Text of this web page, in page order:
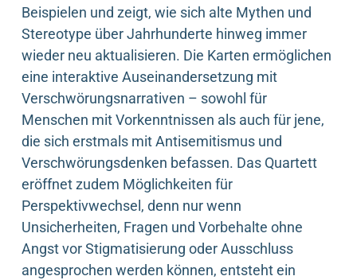
Beispielen und zeigt, wie sich alte Mythen und
Stereotype über Jahrhunderte hinweg immer
wieder neu aktualisieren. Die Karten ermöglichen
eine interaktive Auseinandersetzung mit
Verschwörungsnarrativen – sowohl für
Menschen mit Vorkenntnissen als auch für jene,
die sich erstmals mit Antisemitismus und
Verschwörungsdenken befassen. Das Quartett
eröffnet zudem Möglichkeiten für
Perspektivwechsel, denn nur wenn
Unsicherheiten, Fragen und Vorbehalte ohne
Angst vor Stigmatisierung oder Ausschluss
angesprochen werden können, entsteht ein